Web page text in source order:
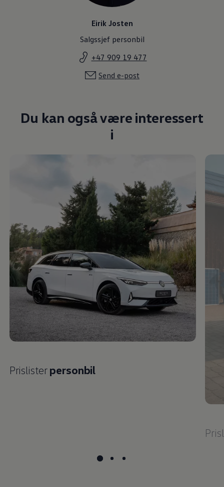
Eirik Josten
Salgssjef personbil
+47 909 19 477
Send e-post
Du kan også være interessert
i
Prislisterpersonbil